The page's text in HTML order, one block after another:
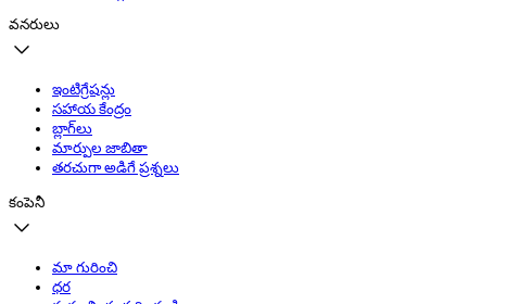
వనరులు
ఇంటిగ్రేషన్లు
సహాయ కేంద్రం
బ్లాగ్‌లు
మార్పుల జాబితా
తరచుగా అడిగే ప్రశ్నలు
కంపెనీ
మా గురించి
ధర